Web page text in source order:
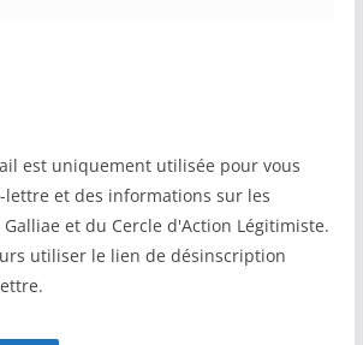
est uniquement utilisée pour vous
et des informations sur les
et du Cercle d'Action Légitimiste.
utiliser le lien de désinscription